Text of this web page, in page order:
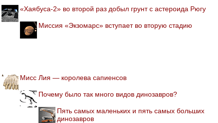
«Хаябуса-2» во второй раз добыл грунт с астероида Рюгу
Миссия «Экзомарс» вступает во вторую стадию
Мисс Лия — королева сапиенсов
Почему было так много видов динозавров?
Пять самых маленьких и пять самых больших
динозавров